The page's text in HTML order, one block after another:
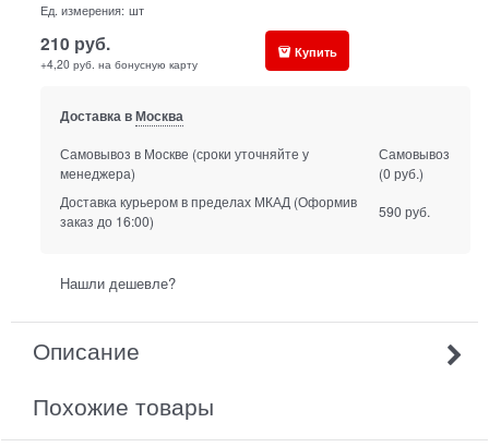
Ед. измерения: шт
210 руб.
+4,20 руб. на бонусную карту
Купить
Доставка вМосква
Самовывоз в Москве (сроки уточняйте у
менеджера)
Самовывоз
(0 руб.)
Доставка курьером в пределах МКАД (Оформив
заказ до 16:00)
590 руб.
Нашли дешевле?
Описание
Похожие товары